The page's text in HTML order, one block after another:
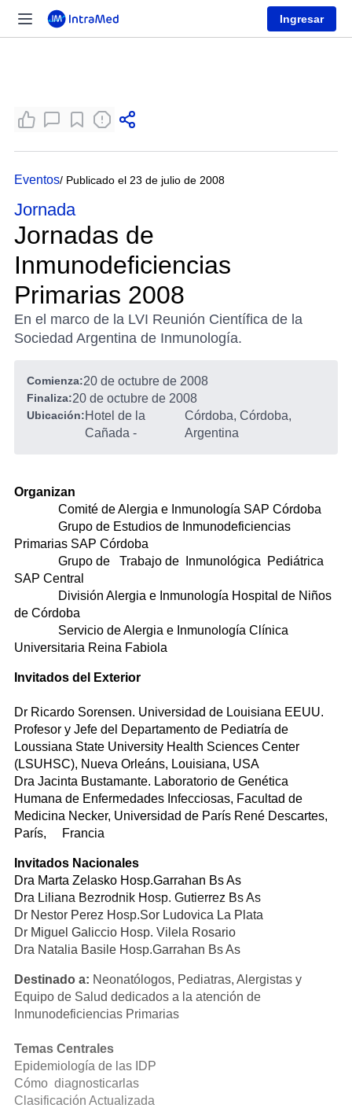
Ingresar
Eventos/ Publicado el 23 de julio de 2008
Jornada
Jornadas de
Inmunodeficiencias
Primarias 2008
En el marco de la LVI Reunión Científica de la
Sociedad Argentina de Inmunología.
Comienza:20 de octubre de 2008
Finaliza:20 de octubre de 2008
Ubicación:Hotel de la
Cañada -
Córdoba, Córdoba,
Argentina
Organizan
Comité de Alergia e Inmunología SAP Córdoba
Grupo de Estudios de Inmunodeficiencias
Primarias SAP Córdoba
Grupo de Trabajo de Inmunológica Pediátrica
SAP Central
División Alergia e Inmunología Hospital de Niños
de Córdoba
Servicio de Alergia e Inmunología Clínica
Universitaria Reina Fabiola
Invitados del Exterior
Dr Ricardo Sorensen. Universidad de Louisiana EEUU.
Profesor y Jefe del Departamento de Pediatría de
Loussiana State University Health Sciences Center
(LSUHSC), Nueva Orleáns, Louisiana, USA
Dra Jacinta Bustamante. Laboratorio de Genética
Humana de Enfermedades Infecciosas, Facultad de
Medicina Necker, Universidad de París René Descartes,
París, Francia
Invitados Nacionales
Dra Marta Zelasko Hosp.Garrahan Bs As
Dra Liliana Bezrodnik Hosp. Gutierrez Bs As
Dr Nestor Perez Hosp.Sor Ludovica La Plata
Dr Miguel Galiccio Hosp. Vilela Rosario
Dra Natalia Basile Hosp.Garrahan Bs As
Destinado a: Neonatólogos, Pediatras, Alergistas y
Equipo de Salud dedicados a la atención de
Inmunodeficiencias Primarias
Temas Centrales
Epidemiología de las IDP
Cómo diagnosticarlas
Clasificación Actualizada